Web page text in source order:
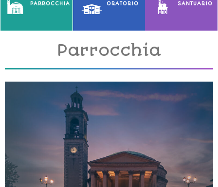
PARROCCHIA ORATORIO SANTUARIO
Parrocchia